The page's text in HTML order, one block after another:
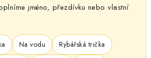
jméno, přezdívku nebo vlastní
Na vodu Rybářská trička